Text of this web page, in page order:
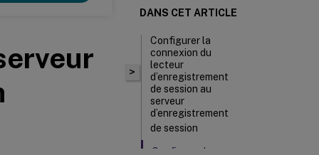
>
DANS CET ARTICLE
Configurer la
connexion du
lecteur
d’enregistrement
de session au
serveur
d’enregistrement
de session
Configurer la